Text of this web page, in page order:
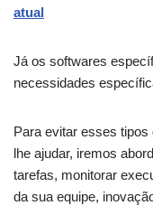
atual
Já os softwares
necessidades
Para evitar esses
lhe ajudar, iremos
tarefas, monitorar
da sua equipe,